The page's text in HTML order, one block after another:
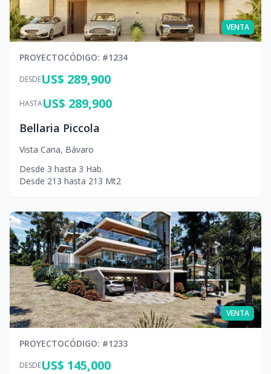
VENTA
PROYECTOCÓDIGO: #1234
DESDEUS$ 289,900
HASTAUS$ 289,900
Bellaria Piccola
Vista Cana, Bávaro
Desde 3 hasta 3 Hab.
Desde 213 hasta 213 Mt2
VENTA
PROYECTOCÓDIGO: #1233
DESDEUS$ 145,000